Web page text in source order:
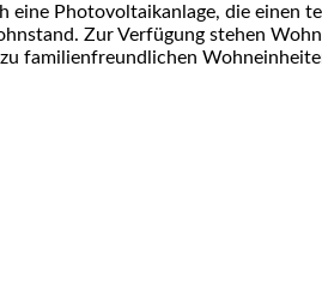
Photovoltaikanlage, die einen
Zur Verfügung stehen
familienfreundlichen